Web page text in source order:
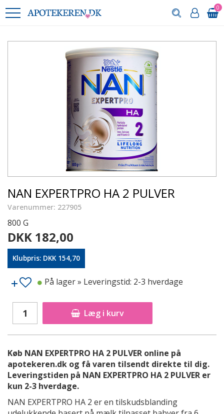
0
NAN EXPERTPRO HA 2 PULVER
Varenummer: 227905
800 G
DKK 182,00
Klubpris: DKK 154,70
Læg i kurv
På lager» Leveringstid: 2-3 hverdage
Køb NAN EXPERTPRO HA 2 PULVER online på
apotekeren.dk og få varen tilsendt direkte til dig.
Leveringstiden på NAN EXPERTPRO HA 2 PULVER er
kun 2-3 hverdage.
NAN EXPERTPRO HA 2 er en tilskudsblanding